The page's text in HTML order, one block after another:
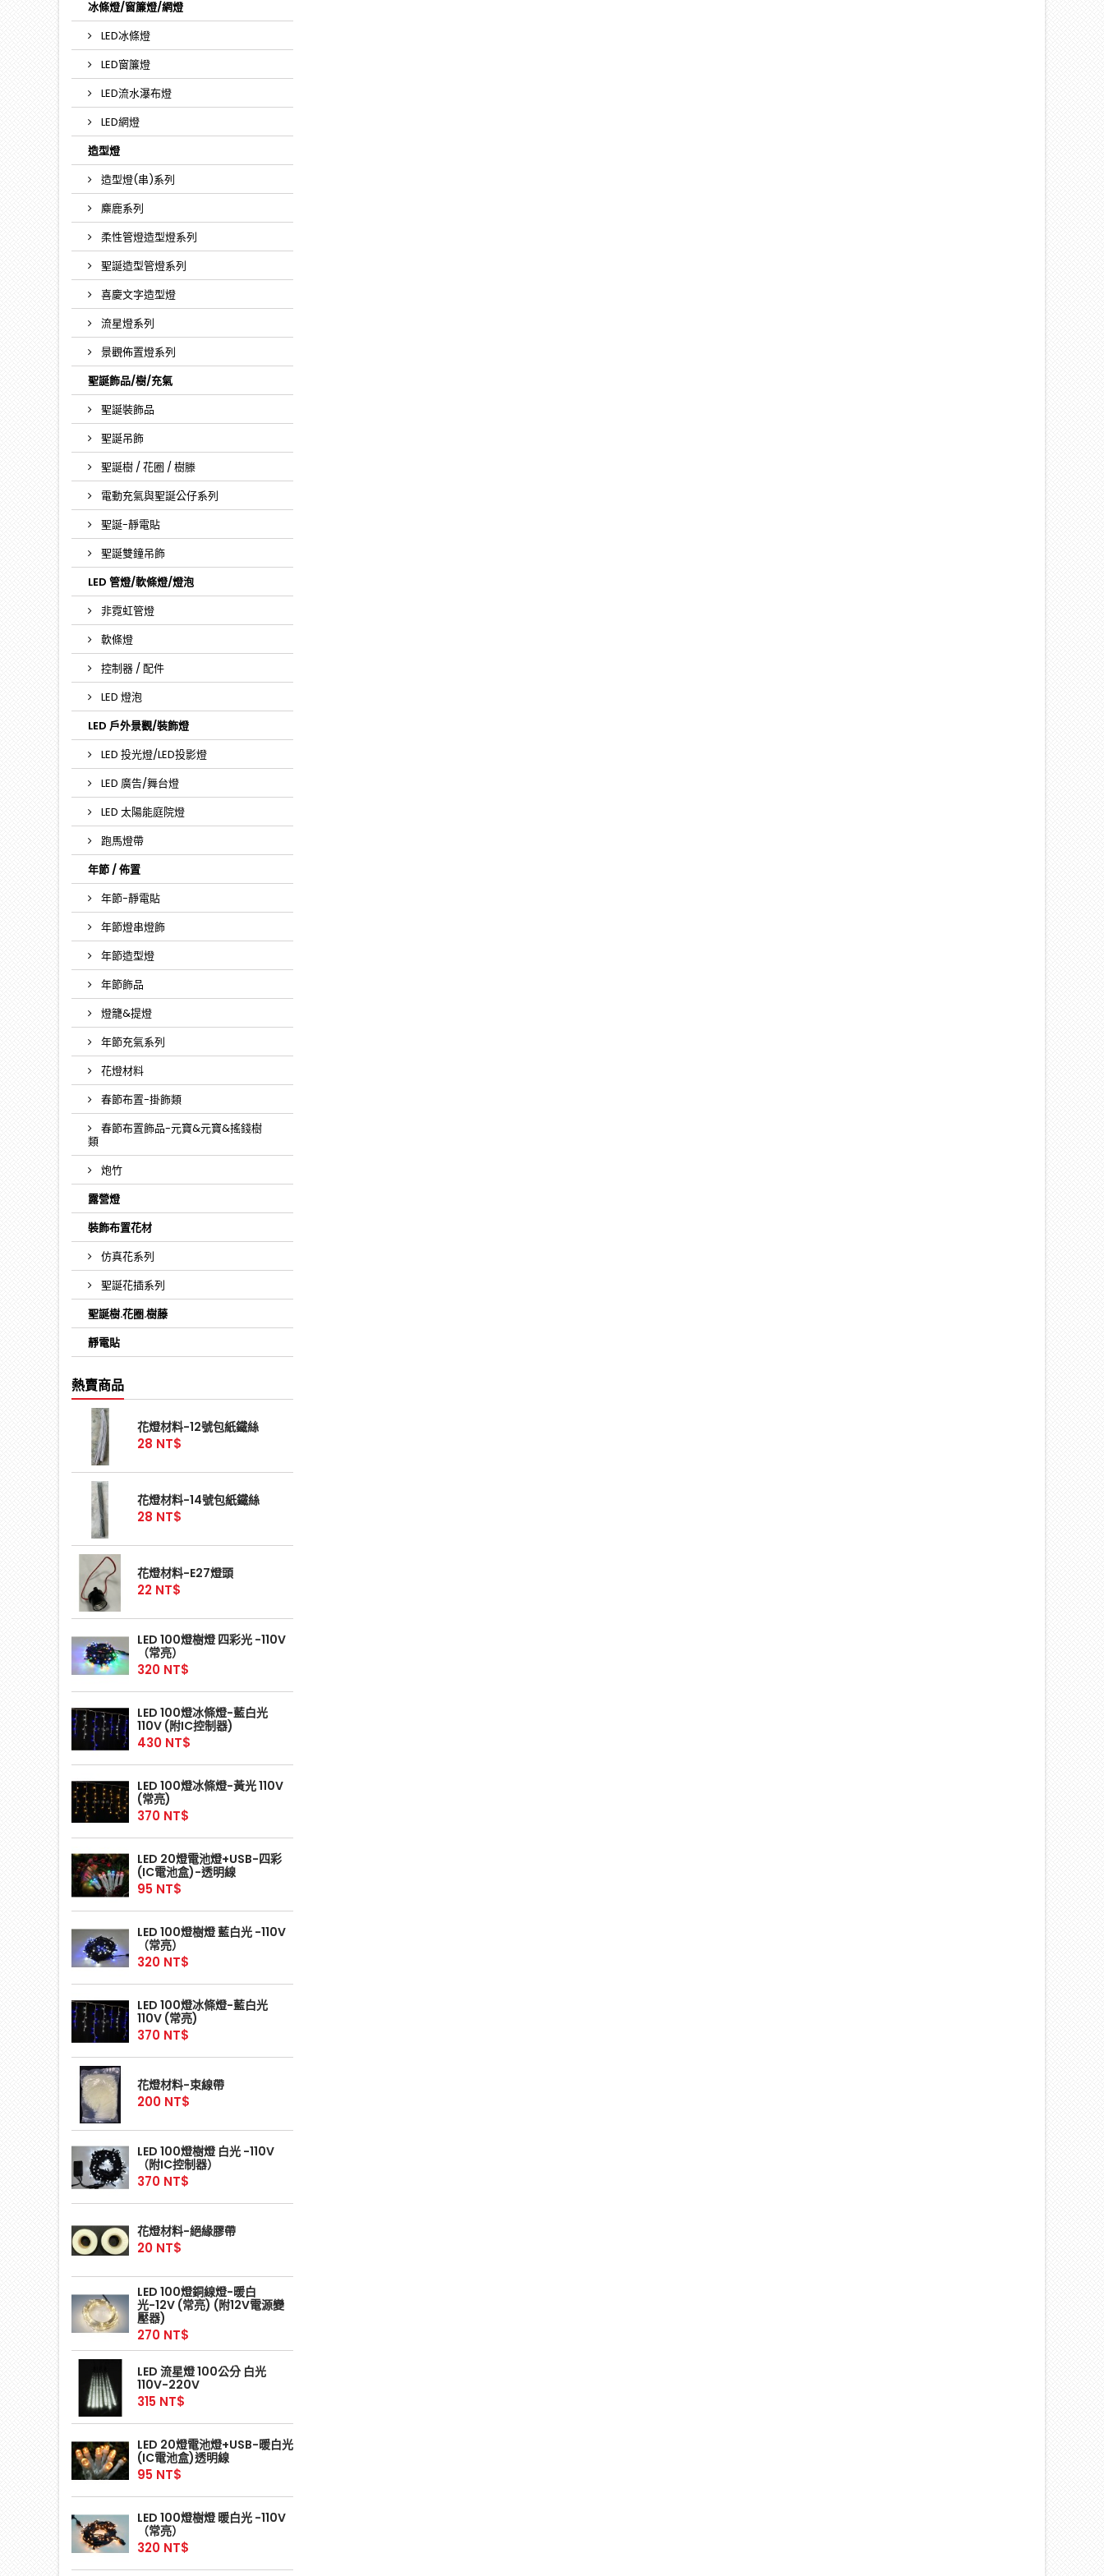
冰條燈/窗簾燈/網燈
LED冰條燈
LED窗簾燈
LED流水瀑布燈
LED網燈
造型燈
造型燈(串)系列
麋鹿系列
柔性管燈造型燈系列
聖誕造型管燈系列
喜慶文字造型燈
流星燈系列
景觀佈置燈系列
聖誕飾品/樹/充氣
聖誕裝飾品
聖誕吊飾
聖誕樹 / 花圈 / 樹滕
電動充氣與聖誕公仔系列
聖誕-靜電貼
聖誕雙鐘吊飾
LED 管燈/軟條燈/燈泡
非霓虹管燈
軟條燈
控制器 / 配件
LED 燈泡
LED 戶外景觀/裝飾燈
LED 投光燈/LED投影燈
LED 廣告/舞台燈
LED 太陽能庭院燈
跑馬燈帶
年節 / 佈置
年節-靜電貼
年節燈串燈飾
年節造型燈
年節飾品
燈籠&提燈
年節充氣系列
花燈材料
春節布置-掛飾類
春節布置飾品-元寶&元寶&搖錢樹
類
炮竹
露營燈
裝飾布置花材
仿真花系列
聖誕花插系列
聖誕樹.花圈.樹藤
靜電貼
熱賣商品
花燈材料-12號包紙鐵絲
28 NT$
花燈材料-14號包紙鐵絲
28 NT$
花燈材料-E27燈頭
22 NT$
LED 100燈樹燈 四彩光 -110V
（常亮）
320 NT$
LED 100燈冰條燈-藍白光
110V (附IC控制器)
430 NT$
LED 100燈冰條燈-黃光 110V
(常亮)
370 NT$
LED 20燈電池燈+USB-四彩
(IC電池盒)-透明線
95 NT$
LED 100燈樹燈 藍白光 -110V
（常亮）
320 NT$
LED 100燈冰條燈-藍白光
110V (常亮)
370 NT$
花燈材料-束線帶
200 NT$
LED 100燈樹燈 白光 -110V
（附IC控制器）
370 NT$
花燈材料-絕緣膠帶
20 NT$
LED 100燈銅線燈-暖白
光-12V (常亮) (附12V電源變
壓器)
270 NT$
LED 流星燈 100公分 白光
110V-220V
315 NT$
LED 20燈電池燈+USB-暖白光
(IC電池盒)透明線
95 NT$
LED 100燈樹燈 暖白光 -110V
（常亮）
320 NT$